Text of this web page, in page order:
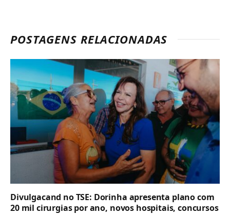
POSTAGENS RELACIONADAS
Divulgacand no TSE: Dorinha apresenta plano com
20 mil cirurgias por ano, novos hospitais, concursos